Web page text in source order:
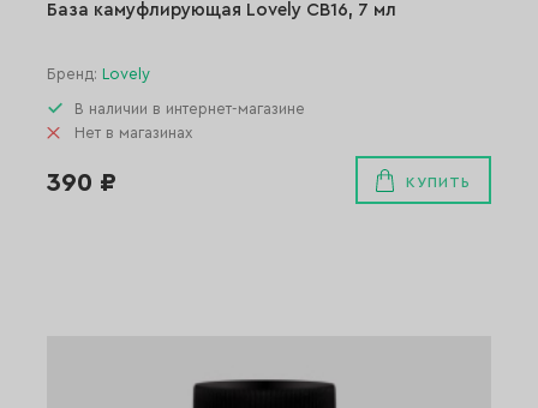
База камуфлирующая Lovely СВ16, 7 мл
Бренд: Lovely
В наличии в интернет-магазине
Нет в магазинах
390 ₽ КУПИТЬ